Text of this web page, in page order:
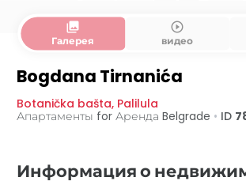
collections
Галерея
play_circle_outline
видео
Bogdana Tirnanića
Botanička bašta, Palilula
Апартаменты for Аренда Belgrade • ID
Информация о